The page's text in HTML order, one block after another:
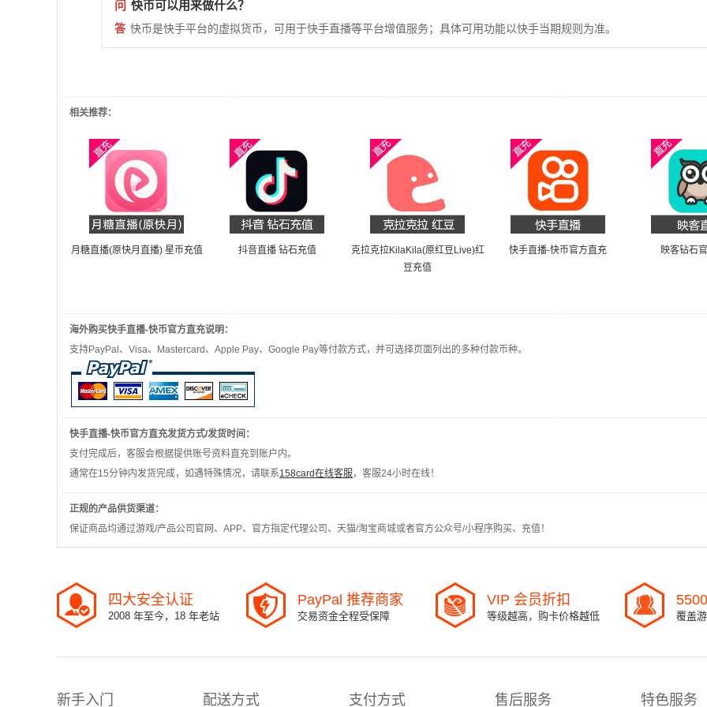
问 快币可以用来做什么？
答 快币是快手平台的虚拟货币，可用于快手直播等平台增值服务；具体可用功能以快手当期规则为准。
相关推荐：
月糖直播(原快月直播) 星币充值 抖音直播 钻石充值
克拉克拉KilaKila(原红豆Live)红
豆充值
快手直播-快币官方直充 映客钻石
海外购买快手直播-快币官方直充说明：
支持PayPal、Visa、Mastercard、Apple Pay、Google Pay等付款方式，并可选择页面列出的多种付款币种。
快手直播-快币官方直充发货方式/发货时间：
支付完成后，客服会根据提供账号资料直充到账户内。
通常在15分钟内发货完成，如遇特殊情况，请联系158card在线客服，客服24小时在线！
正规的产品供货渠道：
保证商品均通过游戏/产品公司官网、APP、官方指定代理公司、天猫/淘宝商城或者官方公众号/小程序购买、充值！
四大安全认证
2008 年至今，18 年老站
PayPal 推荐商家
交易资金全程受保障
VIP 会员折扣
等级越高，购卡价格越低 覆盖
新手入门 配送方式 支付方式 售后服务 特色服务